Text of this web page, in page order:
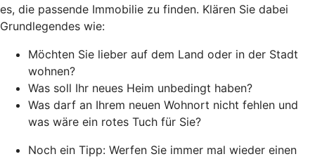
es, die passende Immobilie zu finden. Klären Sie dabei
Grundlegendes wie:
Möchten Sie lieber auf dem Land oder in der Stadt
wohnen?
Was soll Ihr neues Heim unbedingt haben?
Was darf an Ihrem neuen Wohnort nicht fehlen und
was wäre ein rotes Tuch für Sie?
Noch ein Tipp: Werfen Sie immer mal wieder einen